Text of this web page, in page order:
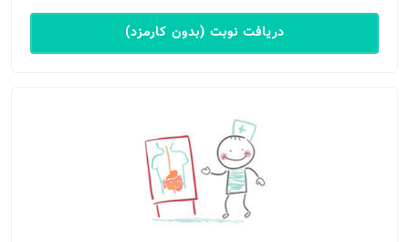
دریافت نوبت (بدون کارمزد)